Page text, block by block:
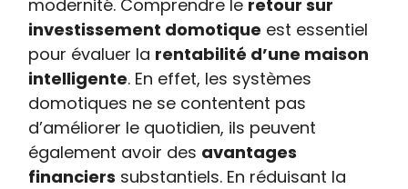
modernité. Comprendre le retour sur
investissement domotique est essentiel
pour évaluer la rentabilité d’une maison
intelligente. En effet, les systèmes
domotiques ne se contentent pas
d’améliorer le quotidien, ils peuvent
également avoir des avantages
financiers substantiels. En réduisant la